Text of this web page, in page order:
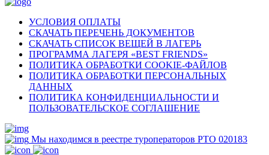
УСЛОВИЯ ОПЛАТЫ
СКАЧАТЬ ПЕРЕЧЕНЬ ДОКУМЕНТОВ
СКАЧАТЬ СПИСОК ВЕЩЕЙ В ЛАГЕРЬ
ПРОГРАММА ЛАГЕРЯ «BEST FRIENDS»
ПОЛИТИКА ОБРАБОТКИ COOKIE-ФАЙЛОВ
ПОЛИТИКА ОБРАБОТКИ ПЕРСОНАЛЬНЫХ
ДАННЫХ
ПОЛИТИКА КОНФИДЕНЦИАЛЬНОСТИ И
ПОЛЬЗОВАТЕЛЬСКОЕ СОГЛАШЕНИЕ
Мы находимся в реестре туроператоров РТО 020183